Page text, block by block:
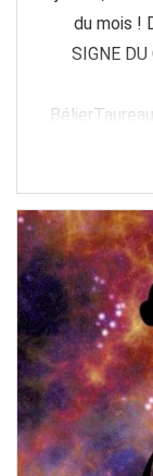
du mois !
SIGNE